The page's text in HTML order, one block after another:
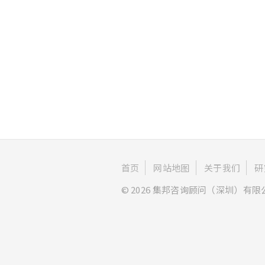
首页 网站地图 关于我们
© 2026 集邦咨询顾问（深圳）有限